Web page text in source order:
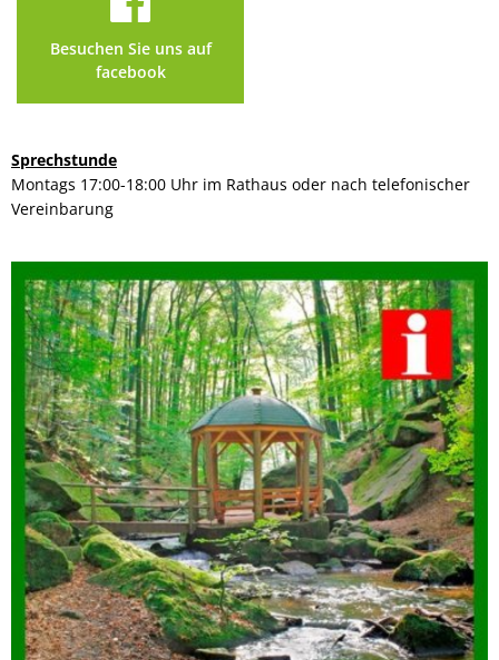
Besuchen Sie uns auf
facebook
Sprechstunde
Montags 17:00-18:00 Uhr im Rathaus oder nach telefonischer
Vereinbarung